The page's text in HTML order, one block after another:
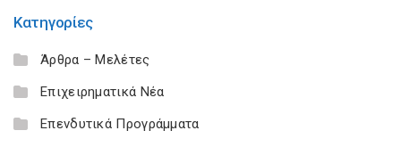
Κατηγορίες
Άρθρα – Μελέτες
Επιχειρηματικά Νέα
Επενδυτικά Προγράμματα